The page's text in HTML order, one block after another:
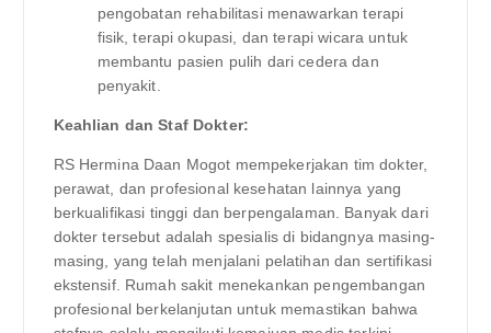
pengobatan rehabilitasi menawarkan terapi
fisik, terapi okupasi, dan terapi wicara untuk
membantu pasien pulih dari cedera dan
penyakit.
Keahlian dan Staf Dokter:
RS Hermina Daan Mogot mempekerjakan tim dokter,
perawat, dan profesional kesehatan lainnya yang
berkualifikasi tinggi dan berpengalaman. Banyak dari
dokter tersebut adalah spesialis di bidangnya masing-
masing, yang telah menjalani pelatihan dan sertifikasi
ekstensif. Rumah sakit menekankan pengembangan
profesional berkelanjutan untuk memastikan bahwa